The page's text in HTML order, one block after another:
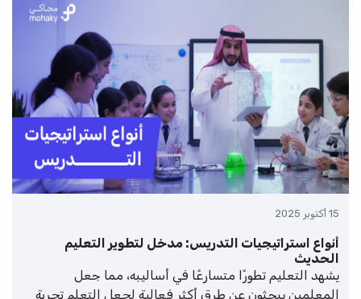
15 أكتوبر 2025
أنواع استراتيجيات التدريس: مدخل لتطوير التعليم
الحديث
يشهد التعليم تطورًا متسارعًا في أساليبه، مما جعل
المعلمين يبحثون عن طرق أكثر فعالية لجعل التعلم تجربة